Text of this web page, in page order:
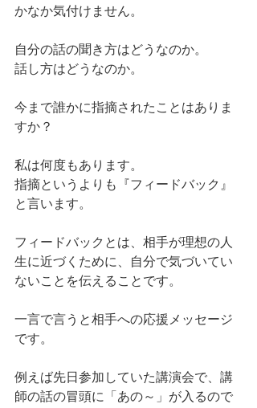
かなか気付けません。
自分の話の聞き方はどうなのか。
話し方はどうなのか。
今まで誰かに指摘されたことはありま
すか？
私は何度もあります。
指摘というよりも『フィードバック』
と言います。
フィードバックとは、相手が理想の人
生に近づくために、自分で気づいてい
ないことを伝えることです。
一言で言うと相手への応援メッセージ
です。
例えば先日参加していた講演会で、講
師の話の冒頭に「あの～」が入るので